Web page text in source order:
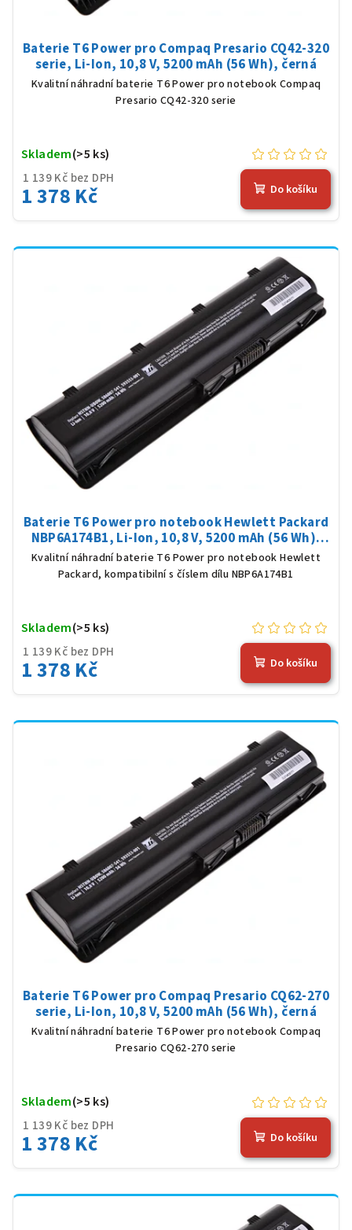
Baterie T6 Power pro Compaq Presario CQ42-320
serie, Li-Ion, 10,8 V, 5200 mAh (56 Wh), černá
Kvalitní náhradní baterie T6 Power pro notebook Compaq
Presario CQ42-320 serie
1 139 Kč bez DPH
1 378 Kč
Skladem(>5 ks)
Do košíku
Baterie T6 Power pro notebook Hewlett Packard
NBP6A174B1, Li-Ion, 10,8 V, 5200 mAh (56 Wh),
černá
Kvalitní náhradní baterie T6 Power pro notebook Hewlett
Packard, kompatibilní s číslem dílu NBP6A174B1
1 139 Kč bez DPH
1 378 Kč
Skladem(>5 ks)
Do košíku
Baterie T6 Power pro Compaq Presario CQ62-270
serie, Li-Ion, 10,8 V, 5200 mAh (56 Wh), černá
Kvalitní náhradní baterie T6 Power pro notebook Compaq
Presario CQ62-270 serie
1 139 Kč bez DPH
1 378 Kč
Skladem(>5 ks)
Do košíku